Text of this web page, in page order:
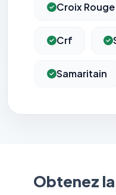
Croix
Crf
Samaritain
Obtenez